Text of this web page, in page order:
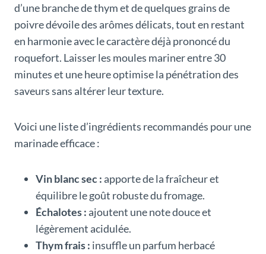
d’une branche de thym et de quelques grains de
poivre dévoile des arômes délicats, tout en restant
en harmonie avec le caractère déjà prononcé du
roquefort. Laisser les moules mariner entre 30
minutes et une heure optimise la pénétration des
saveurs sans altérer leur texture.
Voici une liste d’ingrédients recommandés pour une
marinade efficace :
Vin blanc sec :apporte de la fraîcheur et
équilibre le goût robuste du fromage.
Échalotes :ajoutent une note douce et
légèrement acidulée.
Thym frais : insuffle un parfum herbacé